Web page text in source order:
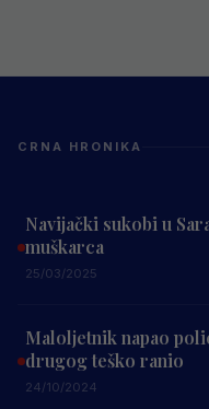
CRNA HRONIKA
Navijački sukobi u
muškarca
25/03/2025
Maloljetnik napao
drugog teško ranio
24/10/2024